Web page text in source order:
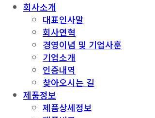
회사소개
대표인사말
회사연혁
경영이념 및 기업사훈
기업소개
인증내역
찾아오시는 길
제품정보
제품상세정보